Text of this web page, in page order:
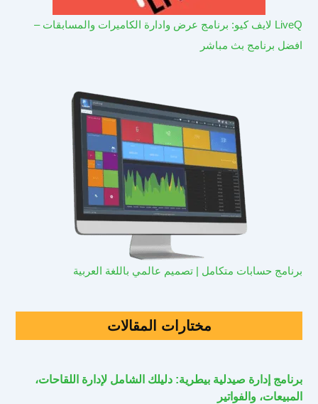
LiveQ لايف كيو: برنامج عرض وادارة الكاميرات والمسابقات –
افضل برنامج بث مباشر
برنامج حسابات متكامل | تصميم عالمي باللغة العربية
مختارات المقالات
برنامج إدارة صيدلية بيطرية: دليلك الشامل لإدارة اللقاحات،
المبيعات، والفواتير